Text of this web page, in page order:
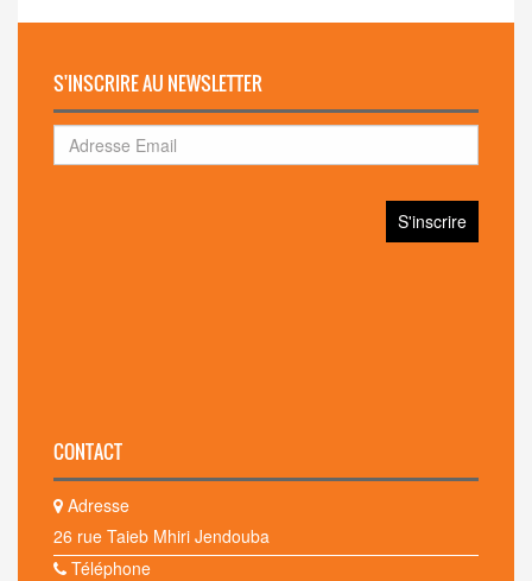
S'INSCRIRE AU NEWSLETTER
CONTACT
Adresse
26 rue Taieb Mhiri Jendouba
Téléphone